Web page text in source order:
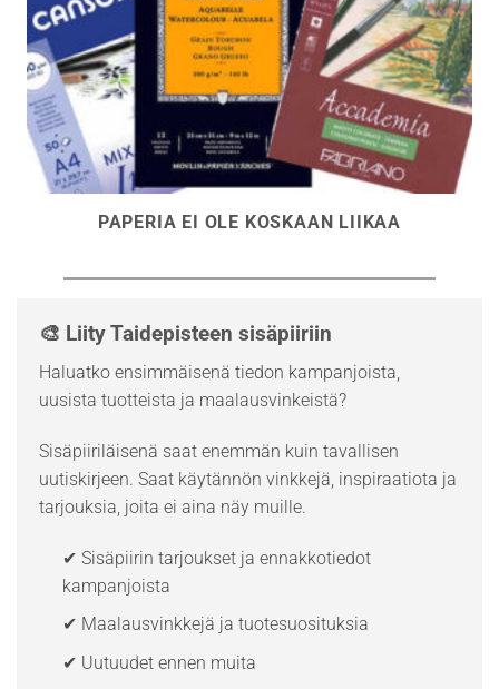
PAPERIA EI OLE KOSKAAN LIIKAA
🎨 Liity Taidepisteen sisäpiiriin
Haluatko ensimmäisenä tiedon kampanjoista,
uusista tuotteista ja maalausvinkeistä?
Sisäpiiriläisenä saat enemmän kuin tavallisen
uutiskirjeen. Saat käytännön vinkkejä, inspiraatiota ja
tarjouksia, joita ei aina näy muille.
✔ Sisäpiirin tarjoukset ja ennakkotiedot
kampanjoista
✔ Maalausvinkkejä ja tuotesuosituksia
✔ Uutuudet ennen muita